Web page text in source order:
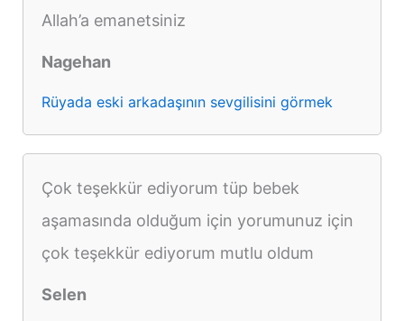
Allah’a emanetsiniz
Nagehan
Rüyada eski arkadaşının sevgilisini görmek
Çok teşekkür ediyorum tüp bebek
aşamasında olduğum için yorumunuz için
çok teşekkür ediyorum mutlu oldum
Selen